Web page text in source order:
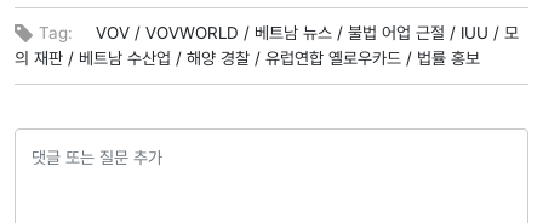
Tag: VOV / VOVWORLD / 베트남 뉴스 / 불법 어업 근절 / IUU / 모
의 재판 / 베트남 수산업 / 해양 경찰 / 유럽연합 옐로우카드 / 법률 홍보